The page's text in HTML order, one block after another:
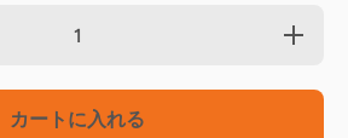
の数
す 熊
カートに入れる